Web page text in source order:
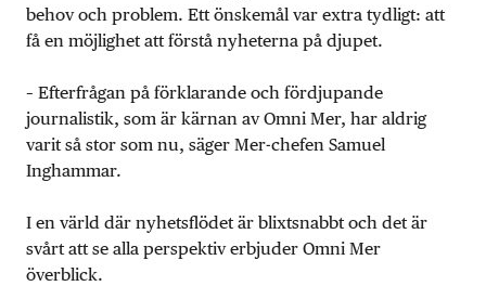
behov och problem. Ett önskemål var extra tydligt: att
få en möjlighet att förstå nyheterna på djupet.
– Efterfrågan på förklarande och fördjupande
journalistik, som är kärnan av Omni Mer, har aldrig
varit så stor som nu, säger Mer-chefen Samuel
Inghammar.
I en värld där nyhetsflödet är blixtsnabbt och det är
svårt att se alla perspektiv erbjuder Omni Mer
överblick.